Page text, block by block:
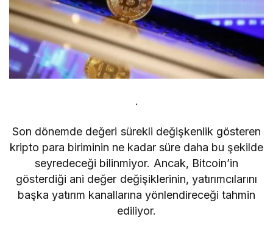
.
Son dönemde değeri sürekli değişkenlik gösteren
kripto para biriminin ne kadar süre daha bu şekilde
seyredeceği bilinmiyor. Ancak, Bitcoin’in
gösterdiği ani değer değişiklerinin, yatırımcılarını
başka yatırım kanallarına yönlendireceği tahmin
ediliyor.